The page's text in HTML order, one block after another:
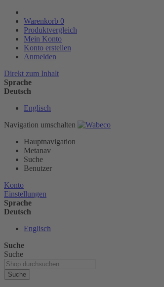
Warenkorb 0
Produktvergleich
Mein Konto
Konto erstellen
Anmelden
Direkt zum Inhalt
Sprache
Deutsch
Englisch
Navigation umschalten
Hauptnavigation
Metanav
Suche
Benutzer
Konto
Einstellungen
Sprache
Deutsch
Englisch
Suche
Suche
Suche